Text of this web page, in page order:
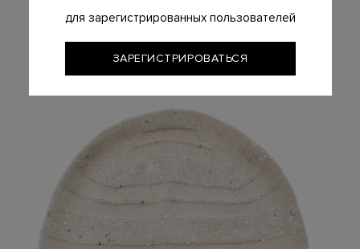
для зарегистрированных пользователей
ЗАРЕГИСТРИРОВАТЬСЯ